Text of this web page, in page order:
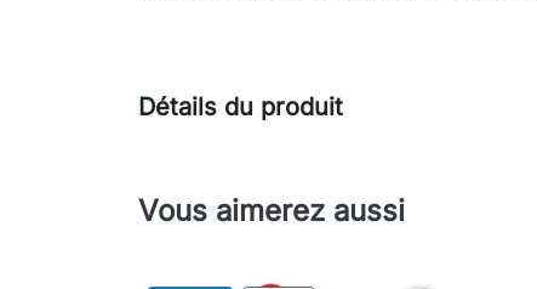
Détails du produit
Vous aimerez aussi